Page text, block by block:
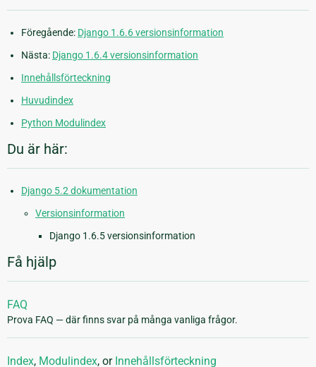
Föregående: Django 1.6.6 versionsinformation
Nästa: Django 1.6.4 versionsinformation
Innehållsförteckning
Huvudindex
Python Modulindex
Du är här:
Django 5.2 dokumentation
Versionsinformation
Django 1.6.5 versionsinformation
Få hjälp
FAQ
Prova FAQ — där finns svar på många vanliga frågor.
Index, Modulindex, or Innehållsförteckning